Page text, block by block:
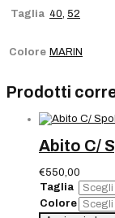
Taglia 40 52
Colore MARIN
Prodotti
Abito C/
€550,00
Taglia
Colore